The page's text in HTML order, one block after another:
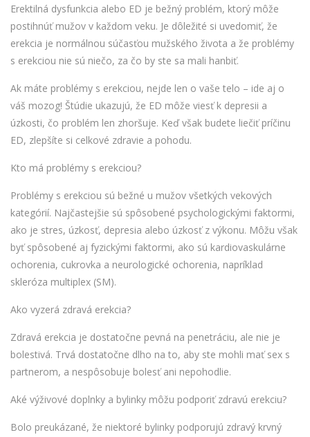
Erektilná dysfunkcia alebo ED je bežný problém, ktorý môže
postihnúť mužov v každom veku. Je dôležité si uvedomiť, že
erekcia je normálnou súčasťou mužského života a že problémy
s erekciou nie sú niečo, za čo by ste sa mali hanbiť.
Ak máte problémy s erekciou, nejde len o vaše telo – ide aj o
váš mozog! Štúdie ukazujú, že ED môže viesť k depresii a
úzkosti, čo problém len zhoršuje. Keď však budete liečiť príčinu
ED, zlepšíte si celkové zdravie a pohodu.
Kto má problémy s erekciou?
Problémy s erekciou sú bežné u mužov všetkých vekových
kategórií. Najčastejšie sú spôsobené psychologickými faktormi,
ako je stres, úzkosť, depresia alebo úzkosť z výkonu. Môžu však
byť spôsobené aj fyzickými faktormi, ako sú kardiovaskulárne
ochorenia, cukrovka a neurologické ochorenia, napríklad
skleróza multiplex (SM).
Ako vyzerá zdravá erekcia?
Zdravá erekcia je dostatočne pevná na penetráciu, ale nie je
bolestivá. Trvá dostatočne dlho na to, aby ste mohli mať sex s
partnerom, a nespôsobuje bolesť ani nepohodlie.
Aké výživové doplnky a bylinky môžu podporiť zdravú erekciu?
Bolo preukázané, že niektoré bylinky podporujú zdravý krvný